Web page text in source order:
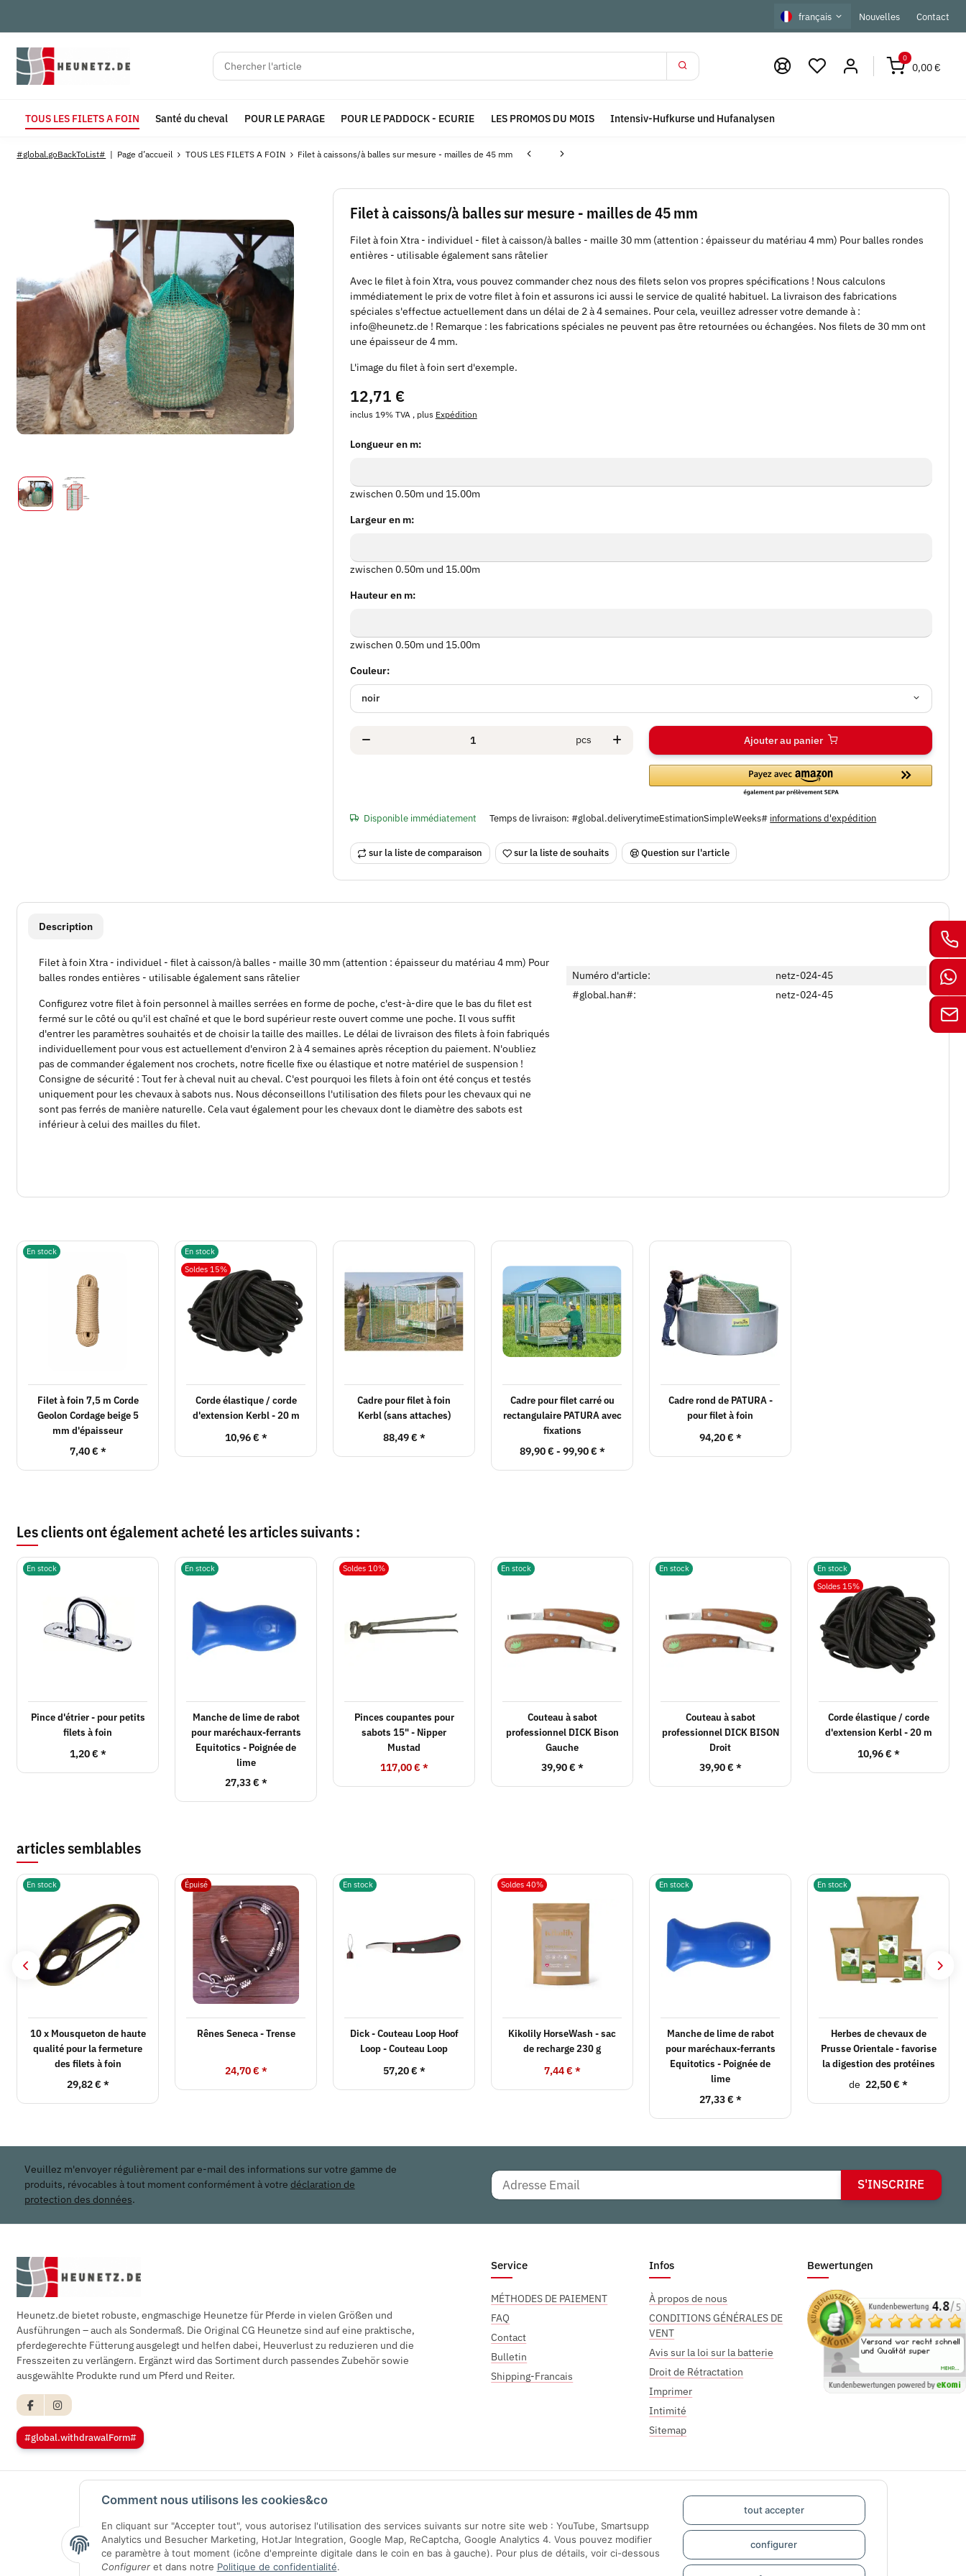
Comment nous utilisons les cookies&co
En cliquant sur "Accepter tout", vous autorisez l'utilisation des services suivants sur notre site web : YouTube, Smartsupp
Analytics und Besucher Marketing, HotJar Integration, Google Map, ReCaptcha, Google Analytics 4. Vous pouvez modifier
ce paramètre à tout moment (icône d'empreinte digitale dans le coin en bas à gauche). Pour plus de détails, voir ci-dessous
Configureret dans notre Politique de confidentialité.
tout accepter
configurer
français Nouvelles Contact
0
0,00 €
TOUS LES FILETS A FOIN Santé du cheval POUR LE PARAGE POUR LE PADDOCK - ECURIE LES PROMOS DU MOIS Intensiv-Hufkurse und Hufanalysen
#global.goBackToList# Page d’accueil TOUS LES FILETS A FOIN Filet à caissons/à balles sur mesure - mailles de 45 mm
Filet à caissons/à balles sur mesure - mailles de 45 mm
Filet à foin Xtra - individuel - filet à caisson/à balles - maille 30 mm (attention : épaisseur du matériau 4 mm) Pour balles rondes
entières - utilisable également sans râtelier
Avec le filet à foin Xtra, vous pouvez commander chez nous des filets selon vos propres spécifications ! Nous calculons
immédiatement le prix de votre filet à foin et assurons ici aussi le service de qualité habituel. La livraison des fabrications
spéciales s'effectue actuellement dans un délai de 2 à 4 semaines. Pour cela, veuillez adresser votre demande à :
info@heunetz.de ! Remarque : les fabrications spéciales ne peuvent pas être retournées ou échangées. Nos filets de 30 mm ont
une épaisseur de 4 mm.
L'image du filet à foin sert d'exemple.
12,71 €
inclus 19% TVA , plus Expédition
Longueur en m:
zwischen 0.50m und 15.00m
Largeur en m:
zwischen 0.50m und 15.00m
Hauteur en m:
zwischen 0.50m und 15.00m
Couleur:
noir
pcs Ajouter au panier
Disponible immédiatement Temps de livraison:#global.deliverytimeEstimationSimpleWeeks# informations d'expédition
sur la liste de comparaison sur la liste de souhaits Question sur l'article
#productDetails.showMoreTabs#
Description
Filet à foin Xtra - individuel - filet à caisson/à balles - maille 30 mm (attention : épaisseur du matériau 4 mm) Pour
balles rondes entières - utilisable également sans râtelier
Configurez votre filet à foin personnel à mailles serrées en forme de poche, c'est-à-dire que le bas du filet est
fermé sur le côté ou qu'il est chaîné et que le bord supérieur reste ouvert comme une poche. Il vous suffit
d'entrer les paramètres souhaités et de choisir la taille des mailles. Le délai de livraison des filets à foin fabriqués
individuellement pour vous est actuellement d'environ 2 à 4 semaines après réception du paiement. N'oubliez
pas de commander également nos crochets, notre ficelle fixe ou élastique et notre matériel de suspension !
Consigne de sécurité : Tout fer à cheval nuit au cheval. C'est pourquoi les filets à foin ont été conçus et testés
uniquement pour les chevaux à sabots nus. Nous déconseillons l'utilisation des filets pour les chevaux qui ne
sont pas ferrés de manière naturelle. Cela vaut également pour les chevaux dont le diamètre des sabots est
inférieur à celui des mailles du filet.
Numéro d'article:
netz-024-45
#global.han#:
netz-024-45
En stock
Filet à foin 7,5 m Corde
Geolon Cordage beige 5
mm d'épaisseur
7,40 € *
En stock
Soldes 15%
Corde élastique / corde
d'extension Kerbl - 20 m
10,96 € *
Cadre pour filet à foin
Kerbl (sans attaches)
88,49 € *
Cadre pour filet carré ou
rectangulaire PATURA avec
fixations
89,90 € - 99,90 € *
Cadre rond de PATURA -
pour filet à foin
94,20 € *
Les clients ont également acheté les articles suivants :
En stock
Pince d'étrier - pour petits
filets à foin
1,20 € *
En stock
Manche de lime de rabot
pour maréchaux-ferrants
Equitotics - Poignée de
lime
27,33 € *
Soldes 10%
Pinces coupantes pour
sabots 15" - Nipper
Mustad
117,00 € *
En stock
Couteau à sabot
professionnel DICK Bison
Gauche
39,90 € *
En stock
Couteau à sabot
professionnel DICK BISON
Droit
39,90 € *
En stock
Soldes 15%
Corde élastique / corde
d'extension Kerbl - 20 m
10,96 € *
articles semblables
En stock
10 x Mousqueton de haute
qualité pour la fermeture
des filets à foin
29,82 € *
Épuisé
Rênes Seneca - Trense
24,70 € *
En stock
Dick - Couteau Loop Hoof
Loop - Couteau Loop
57,20 € *
Soldes 40%
Kikolily HorseWash - sac
de recharge 230 g
7,44 € *
En stock
Manche de lime de rabot
pour maréchaux-ferrants
Equitotics - Poignée de
lime
27,33 € *
En stock
Herbes de chevaux de
Prusse Orientale - favorise
la digestion des protéines
de 22,50 € *
Veuillez m'envoyer régulièrement par e-mail des informations sur votre gamme de
produits, révocables à tout moment conformément à votre déclaration de
protection des données.
S'INSCRIRE
Heunetz.de bietet robuste, engmaschige Heunetze für Pferde in vielen Größen und
Ausführungen – auch als Sondermaß. Die Original CG Heunetze sind auf eine praktische,
pferdegerechte Fütterung ausgelegt und helfen dabei, Heuverlust zu reduzieren und die
Fresszeiten zu verlängern. Ergänzt wird das Sortiment durch passendes Zubehör sowie
ausgewählte Produkte rund um Pferd und Reiter.
#global.withdrawalForm#
Service
MÉTHODES DE PAIEMENT
FAQ
Contact
Bulletin
Shipping-Francais
Infos
À propos de nous
CONDITIONS GÉNÉRALES DE
VENT
Avis sur la loi sur la batterie
Droit de Rétractation
Imprimer
Intimité
Sitemap
Bewertungen